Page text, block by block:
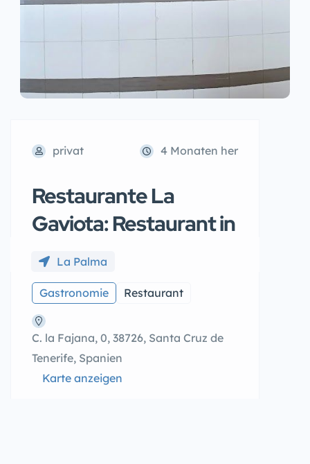
privat 4 Monaten her
Restaurante La
Gaviota: Restaurant in
La Palma
Gastronomie Restaurant
C. la Fajana, 0, 38726, Santa Cruz de
Tenerife, Spanien
Karte anzeigen